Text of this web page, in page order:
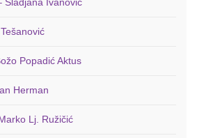
Popadić Aktus
Herman
Lj. Ružičić